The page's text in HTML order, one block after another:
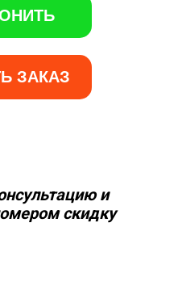
ЗАКАЗ
и
скидку